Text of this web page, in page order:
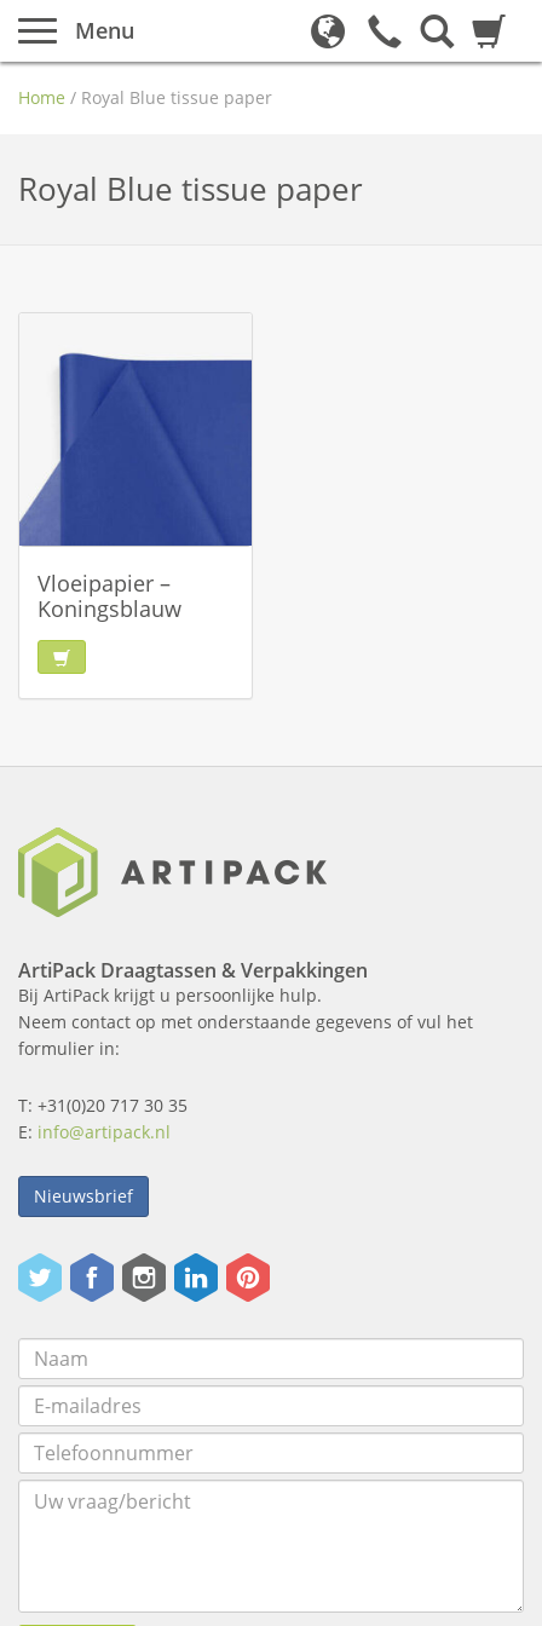
Menu
Home / Royal Blue tissue paper
Royal Blue tissue paper
Vloeipapier –
Koningsblauw
ArtiPack Draagtassen & Verpakkingen
Bij ArtiPack krijgt u persoonlijke hulp.
Neem contact op met onderstaande gegevens of vul het
formulier in:
T: +31(0)20 717 30 35
E: info@artipack.nl
Nieuwsbrief